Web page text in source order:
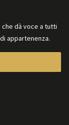
dà voce a tutti
appartenenza.